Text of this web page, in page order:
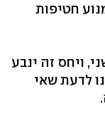
חטיפות
ויחס זה ינבע
לדעת שאי